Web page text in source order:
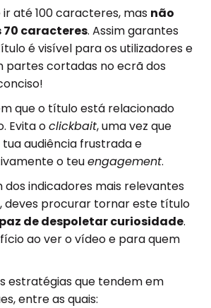
até 100 caracteres, mas não
70 caracteres. Assim garantes
é visível para os utilizadores e
partes cortadas no ecrã dos
que o título está relacionado
Evita oclickbait, uma vez que
audiência frustrada e
o teuengagement.
dos indicadores mais relevantes
deves procurar tornar este título
de despoletar curiosidade.
ao ver o vídeo e para quem
estratégias que tendem em
entre as quais: